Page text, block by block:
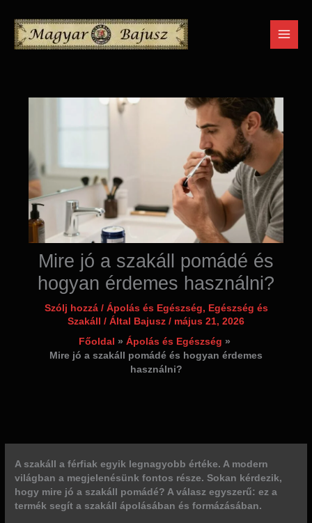
content
Mire jó a szakáll pomádé és
hogyan érdemes használni?
Szólj hozzá / Ápolás és Egészség, Egészség és
Szakáll
/ Által Bajusz / május 21, 2026
Főoldal
Ápolás és Egészség
Mire jó a szakáll pomádé és hogyan érdemes
használni?
A szakáll a férfiak egyik legnagyobb értéke. A modern
világban a megjelenésünk fontos része. Sokan kérdezik,
hogy mire jó a szakáll pomádé? A válasz egyszerű: ez a
termék segít a szakáll ápolásában és formázásában.